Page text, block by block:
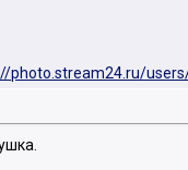
photo.stream24.ru/